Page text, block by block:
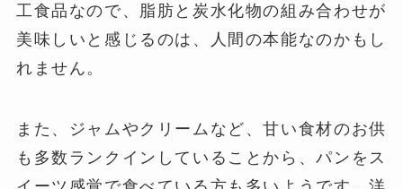
工食品なので、脂肪と炭水化物の組み合わせが
美味しいと感じるのは、人間の本能なのかもし
れません。
また、ジャムやクリームなど、甘い食材のお供
も多数ランクインしていることから、パンをス